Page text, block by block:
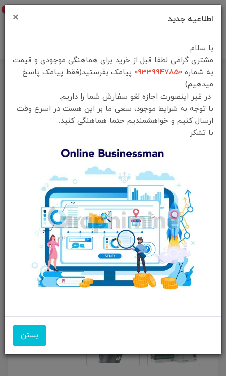
خانه
فهرست محصولات
Charger PD 36W
اطلاعیه جدید ×
با سلام
مشتری گرامی لطفا قبل از خرید برای هماهنگی موجودی و قیمت
به شماره 09339947850 پیامک بفرستید(فقط پیامک پاسخ
میدهیم).
در غیر اینصورت اجازه لغو سفارش شما را داریم.
با توجه به شرایط موجود، سعی ما بر این هست در اسرع وقت
ارسال کنیم و خواهشمندیم حتما هماهنگی کنید.
با تشکر
بستن